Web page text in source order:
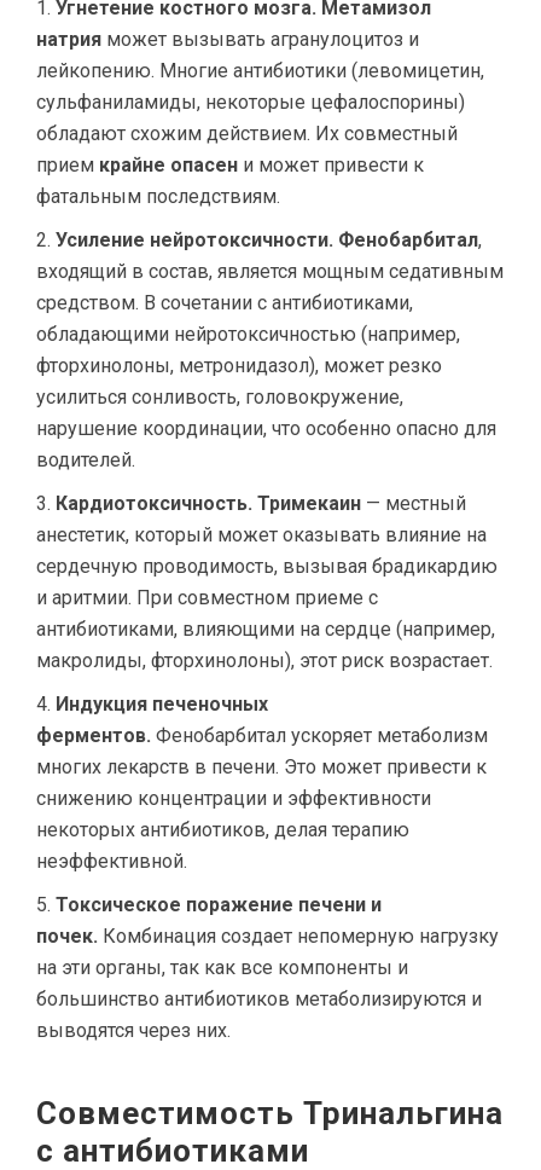
Угнетение костного мозга. Метамизол
натрия может вызывать агранулоцитоз и
лейкопению. Многие антибиотики (левомицетин,
сульфаниламиды, некоторые цефалоспорины)
обладают схожим действием. Их совместный
прием крайне опасен и может привести к
фатальным последствиям.
Усиление нейротоксичности. Фенобарбитал,
входящий в состав, является мощным седативным
средством. В сочетании с антибиотиками,
обладающими нейротоксичностью (например,
фторхинолоны, метронидазол), может резко
усилиться сонливость, головокружение,
нарушение координации, что особенно опасно для
водителей.
Кардиотоксичность. Тримекаин — местный
анестетик, который может оказывать влияние на
сердечную проводимость, вызывая брадикардию
и аритмии. При совместном приеме с
антибиотиками, влияющими на сердце (например,
макролиды, фторхинолоны), этот риск возрастает.
Индукция печеночных
ферментов. Фенобарбитал ускоряет метаболизм
многих лекарств в печени. Это может привести к
снижению концентрации и эффективности
некоторых антибиотиков, делая терапию
неэффективной.
Токсическое поражение печени и
почек. Комбинация создает непомерную нагрузку
на эти органы, так как все компоненты и
большинство антибиотиков метаболизируются и
выводятся через них.
Совместимость Тринальгина
с антибиотиками